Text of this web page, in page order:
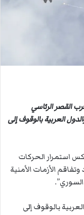
القصر الرئاسي
العربية بالوقوف إلى
استمرار الحركات
الأزمات الأمنية
بالوقوف إلى